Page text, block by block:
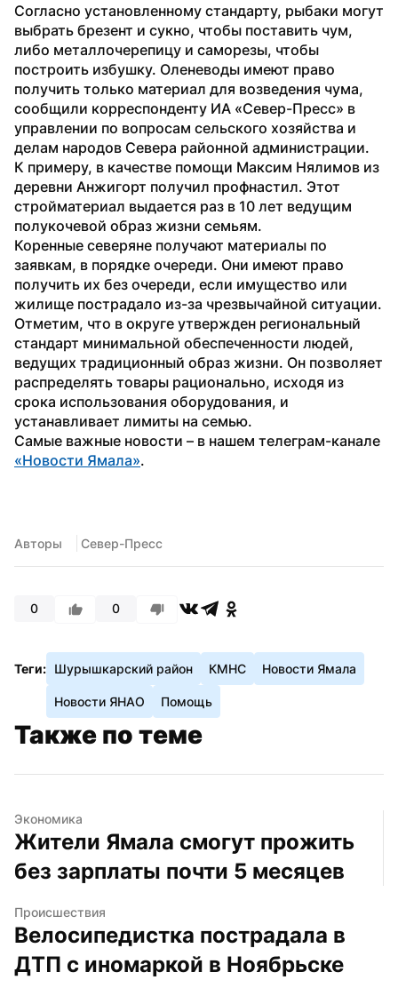
Согласно установленному стандарту, рыбаки могут
выбрать брезент и сукно, чтобы поставить чум,
либо металлочерепицу и саморезы, чтобы
построить избушку. Оленеводы имеют право
получить только материал для возведения чума,
сообщили корреспонденту ИА «Север-Пресс» в
управлении по вопросам сельского хозяйства и
делам народов Севера районной администрации.
К примеру, в качестве помощи Максим Нялимов из
деревни Анжигорт получил профнастил. Этот
стройматериал выдается раз в 10 лет ведущим
полукочевой образ жизни семьям.
Коренные северяне получают материалы по
заявкам, в порядке очереди. Они имеют право
получить их без очереди, если имущество или
жилище пострадало из-за чрезвычайной ситуации.
Отметим, что в округе утвержден региональный
стандарт минимальной обеспеченности людей,
ведущих традиционный образ жизни. Он позволяет
распределять товары рационально, исходя из
срока использования оборудования, и
устанавливает лимиты на семью.
«Новости Ямала».
Авторы Север-Пресс
0 0
Теги: Шурышкарский район КМНС Новости Ямала
Новости ЯНАО Помощь
Также по теме
Экономика
Жители Ямала смогут прожить
без зарплаты почти 5 месяцев
Происшествия
Велосипедистка пострадала в
ДТП с иномаркой в Ноябрьске